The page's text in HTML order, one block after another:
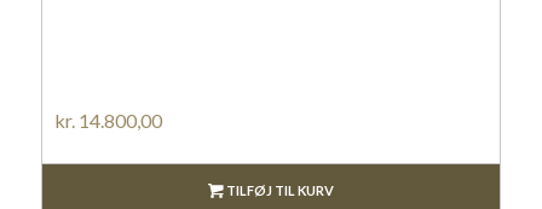
kr.14.800,00
TILFØJ TIL KURV